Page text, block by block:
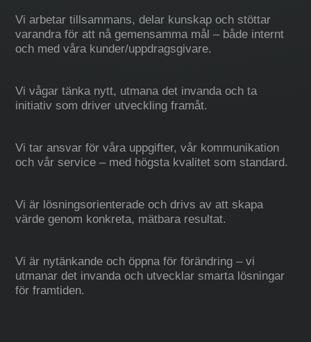
Vi arbetar tillsammans, delar kunskap och stöttar
varandra för att nå gemensamma mål – både internt
och med våra kunder/uppdragsgivare.
Vi vågar tänka nytt, utmana det invanda och ta
initiativ som driver utveckling framåt.
Vi tar ansvar för våra uppgifter, vår kommunikation
och vår service – med högsta kvalitet som standard.
Vi är lösningsorienterade och drivs av att skapa
värde genom konkreta, mätbara resultat.
Vi är nytänkande och öppna för förändring – vi
utmanar det invanda och utvecklar smarta lösningar
för framtiden.